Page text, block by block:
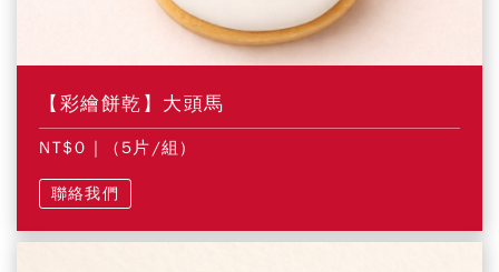
【彩繪餅乾】大頭馬
NT$0 | (5片/組)
聯絡我們